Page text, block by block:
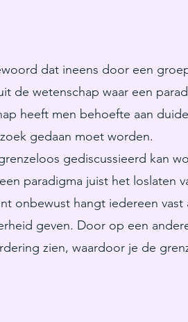
dat ineens door een
de wetenschap waar een
heeft men behoefte aan
gedaan moet worden.
gediscussieerd kan
paradigma juist het loslaten
onbewust hangt iedereen
geven. Door op een
zien, waardoor je de